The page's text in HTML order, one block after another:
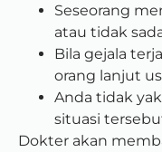
Seseorang
atau tidak
Bila gejala
orang lanjut
Anda tidak
situasi
Dokter akan